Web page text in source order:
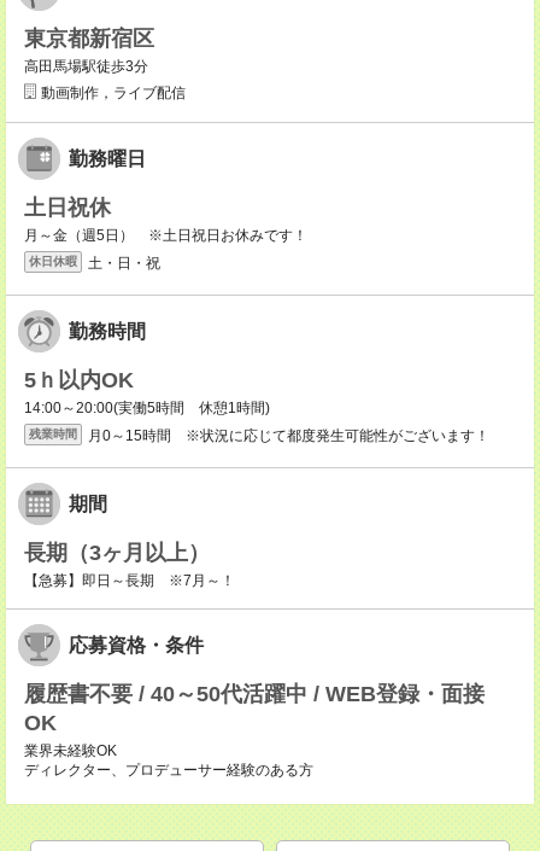
東京都新宿区
高田馬場駅徒歩3分
動画制作，ライブ配信
勤務曜日
土日祝休
月～金（週5日） ※土日祝日お休みです！
休日休暇 土・日・祝
勤務時間
5ｈ以内OK
14:00～20:00(実働5時間 休憩1時間)
残業時間 月0～15時間 ※状況に応じて都度発生可能性がございます！
期間
長期（3ヶ月以上）
【急募】即日～長期 ※7月～！
応募資格・条件
履歴書不要 / 40～50代活躍中 / WEB登録・面接
OK
業界未経験OK
ディレクター、プロデューサー経験のある方